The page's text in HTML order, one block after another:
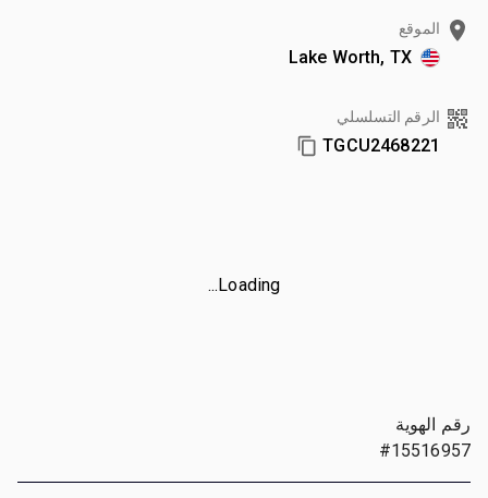
الموقع
Lake Worth, TX
الرقم التسلسلي
TGCU2468221
Loading...
رقم الهوية
#15516957